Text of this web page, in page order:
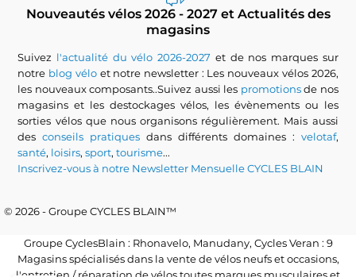
Nouveautés vélos 2026 - 2027 et Actualités des
magasins
Suivez l'actualité du vélo 2026-2027 et de nos marques sur
notre blog véloet notre newsletter : Les nouveaux vélos 2026,
les nouveaux composants..Suivez aussi les promotionsde nos
magasins et les destockages vélos, les évènements ou les
sorties vélos que nous organisons régulièrement. Mais aussi
desconseils pratiques dans différents domaines : velotaf,
santé, loisirs,sport,tourisme...
Inscrivez-vous à notre Newsletter Mensuelle CYCLES BLAIN
© 2026 - Groupe CYCLES BLAIN™
Groupe CyclesBlain : Rhonavelo, Manudany, Cycles Veran : 9
Magasins spécialisés dans la vente de vélos neufs et occasions,